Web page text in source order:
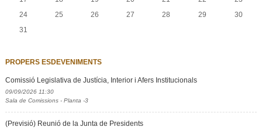
24
25 26 27 28 29
30
31
PROPERS ESDEVENIMENTS
Comissió Legislativa de Justícia, Interior i Afers Institucionals
09/09/2026 11:30
Sala de Comissions - Planta -3
(Previsió) Reunió de la Junta de Presidents